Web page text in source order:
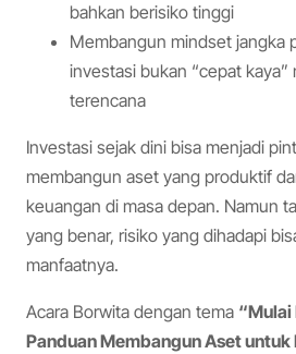
bahkan berisiko tinggi
Membangun mindset jangka
investasi bukan “cepat kaya”
terencana
Investasi sejak dini bisa menjadi
membangun aset yang produktif
keuangan di masa depan. Namun
yang benar, risiko yang dihadapi
manfaatnya.
Acara Borwita dengan tema
Panduan Membangun Aset untuk